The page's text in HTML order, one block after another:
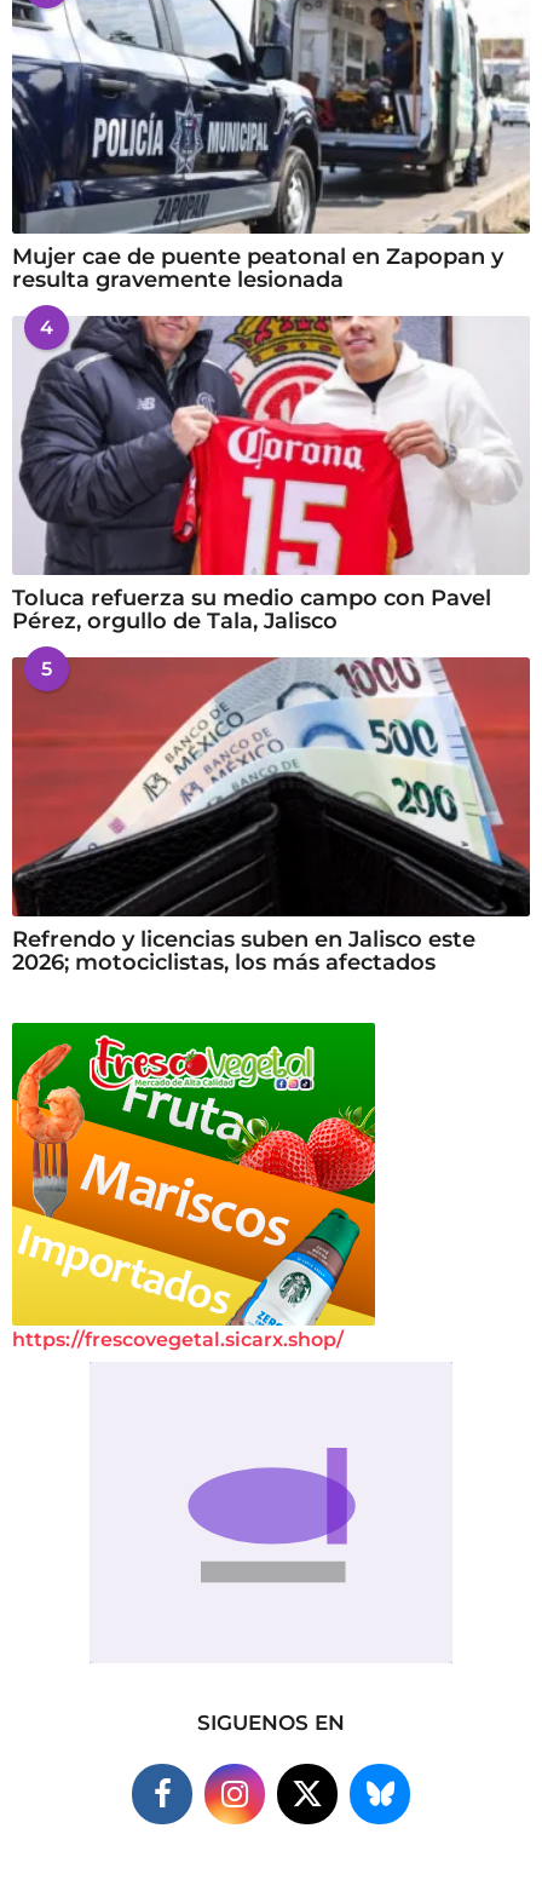
Mujer cae de puente peatonal en Zapopan y
resulta gravemente lesionada
4
Toluca refuerza su medio campo con Pavel
Pérez, orgullo de Tala, Jalisco
5
Refrendo y licencias suben en Jalisco este
2026; motociclistas, los más afectados
https://frescovegetal.sicarx.shop/
SIGUENOS EN